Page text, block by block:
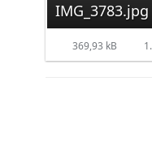
IMG_3783.jpg
369,93 kB